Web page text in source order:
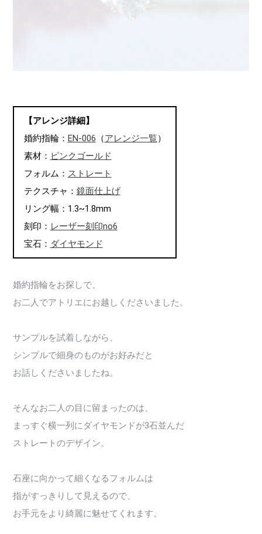
【アレンジ詳細】
婚約指輪： EN-006 （アレンジ一覧）
素材： ピンクゴールド
フォルム： ストレート
テクスチャ： 鏡面仕上げ
リング幅：1.3~1.8mm
刻印： レーザー刻印no6
宝石： ダイヤモンド
婚約指輪をお探しで、
お二人でアトリエにお越しくださいました。
サンプルを試着しながら、
シンプルで細身のものがお好みだと
お話しくださいましたね。
そんなお二人の目に留まったのは、
まっすぐ横一列にダイヤモンドが3石並んだ
ストレートのデザイン。
石座に向かって細くなるフォルムは
指がすっきりして見えるので、
お手元をより綺麗に魅せてくれます。